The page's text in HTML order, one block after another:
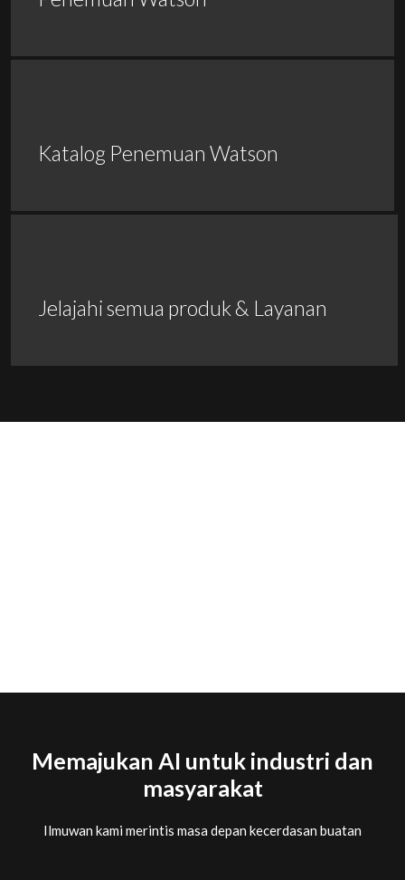
Katalog Penemuan Watson
Jelajahi semua produk & Layanan
Memajukan AI untuk industri dan
masyarakat
Ilmuwan kami merintis masa depan kecerdasan buatan